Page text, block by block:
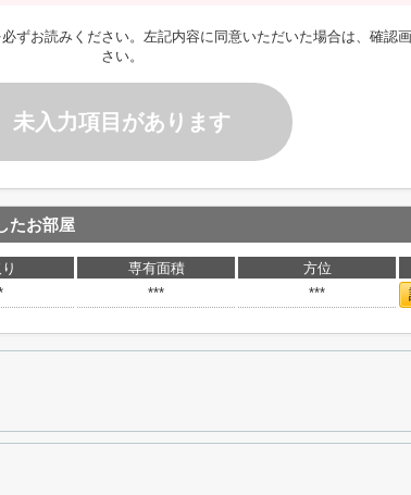
必ずお読みください。左記内容に同意いただいた場合は、確認
さい。
未入力項目があります
たお部屋
専有面積 方位
*** ***